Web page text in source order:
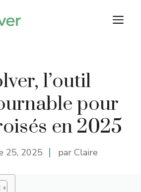
l’outil
pour
en 2025
25, 2025 par Claire